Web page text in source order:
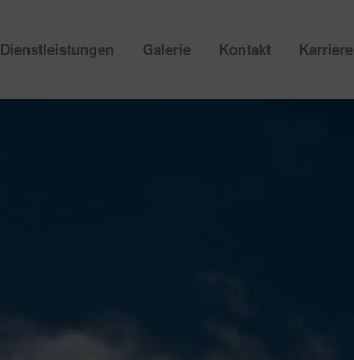
Dienstleistungen Galerie Kontakt Karriere